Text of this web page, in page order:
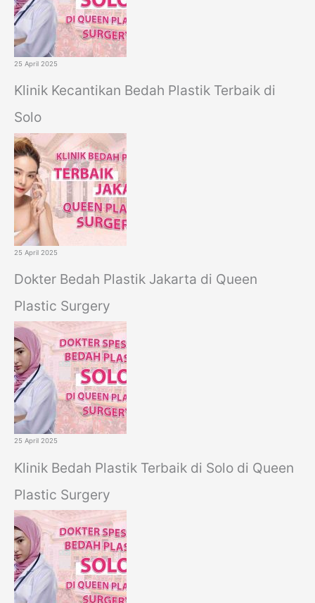
25 April 2025
Klinik Kecantikan Bedah Plastik Terbaik di
Solo
25 April 2025
Dokter Bedah Plastik Jakarta di Queen
Plastic Surgery
25 April 2025
Klinik Bedah Plastik Terbaik di Solo di Queen
Plastic Surgery